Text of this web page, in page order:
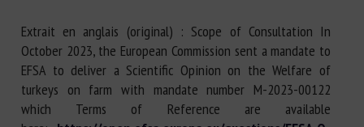
Extrait en anglais (original) : Scope of Consultation In
October 2023, the European Commission sent a mandate to
EFSA to deliver a Scientific Opinion on the Welfare of
turkeys on farm with mandate number M-2023-00122
which Terms of Reference are available